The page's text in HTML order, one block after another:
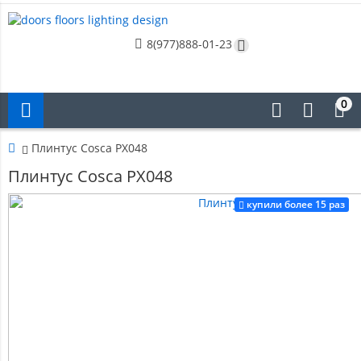
8(977)888-01-23
0
Плинтус Cosca PX048
Плинтус Cosca PX048
купили более 15 раз